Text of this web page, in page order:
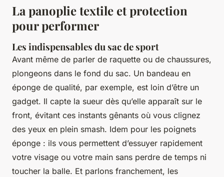
La panoplie textile et protection
pour performer
Les indispensables du sac de sport
Avant même de parler de raquette ou de chaussures,
plongeons dans le fond du sac. Un bandeau en
éponge de qualité, par exemple, est loin d’être un
gadget. Il capte la sueur dès qu’elle apparaît sur le
front, évitant ces instants gênants où vous clignez
des yeux en plein smash. Idem pour les poignets
éponge : ils vous permettent d’essuyer rapidement
votre visage ou votre main sans perdre de temps ni
toucher la balle. Et parlons franchement, les